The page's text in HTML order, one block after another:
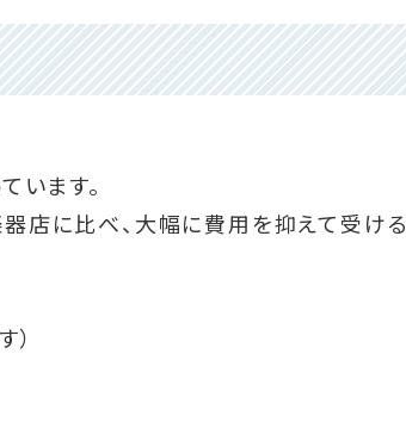
います。
店に比べ、大幅に費用を抑えて受ける